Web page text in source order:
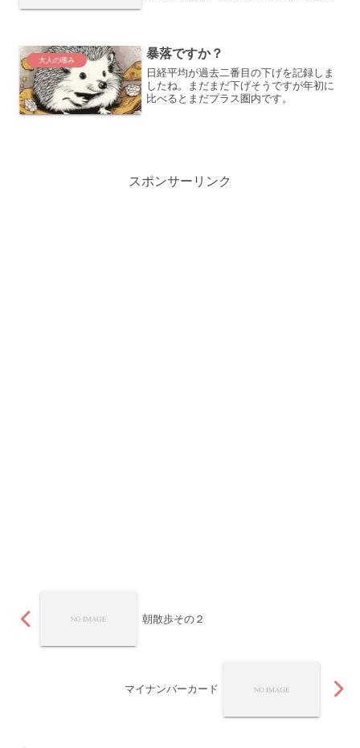
やる・安定感のあるサラ...
大人の嗜み 暴落ですか？
日経平均が過去二番目の下げを記録しま
したね。まだまだ下げそうですが年初に
比べるとまだプラス圏内です。
スポンサーリンク
朝散歩その２
マイナンバーカード